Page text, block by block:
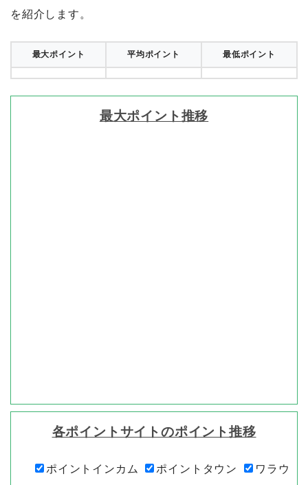
を紹介します。
最大ポイント 平均ポイント 最低ポイント
最大ポイント推移
各ポイントサイトのポイント推移
ポイントインカム ポイントタウン ワラウ